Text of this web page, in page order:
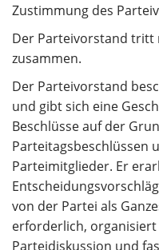
Zustimmung des
Der Parteivorstand tritt
zusammen.
Der Parteivorstand
und gibt sich eine
Beschlüsse auf der
Parteitagsbeschlüssen
Parteimitglieder. Er
von der Partei als
erforderlich,
Parteidiskussion und